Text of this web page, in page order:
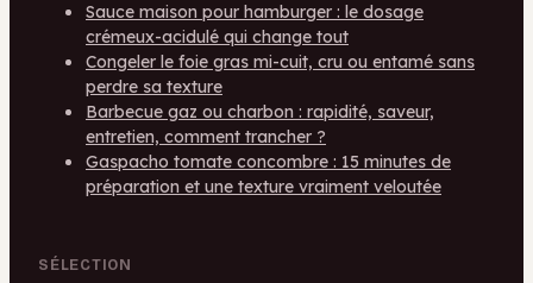
Sauce maison pour hamburger : le dosage
crémeux-acidulé qui change tout
Congeler le foie gras mi-cuit, cru ou entamé sans
perdre sa texture
Barbecue gaz ou charbon : rapidité, saveur,
entretien, comment trancher ?
Gaspacho tomate concombre : 15 minutes de
préparation et une texture vraiment veloutée
SÉLECTION